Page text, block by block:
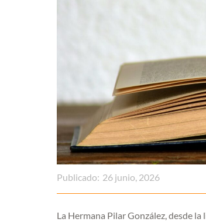
Publicado: 26 junio, 2026
La Hermana Pilar González, desde